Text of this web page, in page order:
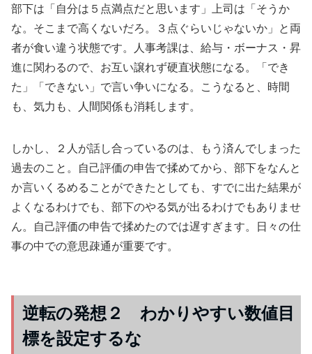
部下は「自分は５点満点だと思います」上司は「そうか
な。そこまで高くないだろ。３点ぐらいじゃないか」と両
者が食い違う状態です。人事考課は、給与・ボーナス・昇
進に関わるので、お互い譲れず硬直状態になる。「でき
た」「できない」で言い争いになる。こうなると、時間
も、気力も、人間関係も消耗します。
しかし、２人が話し合っているのは、もう済んでしまった
過去のこと。自己評価の申告で揉めてから、部下をなんと
か言いくるめることができたとしても、すでに出た結果が
よくなるわけでも、部下のやる気が出るわけでもありませ
ん。自己評価の申告で揉めたのでは遅すぎます。日々の仕
事の中での意思疎通が重要です。
逆転の発想２ わかりやすい数値目
標を設定するな